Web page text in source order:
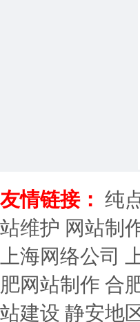
友情链接： 纯
站维护 网站制
上海网络公司
肥网站制作 合
站建设 静安地